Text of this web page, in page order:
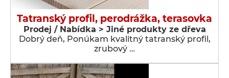
Tatranský profil, perodrážka, terasovka
Prodej / Nabídka > Jiné produkty ze dřeva
Dobrý deň, Ponúkam kvalitný tatranský profil,
zrubový …